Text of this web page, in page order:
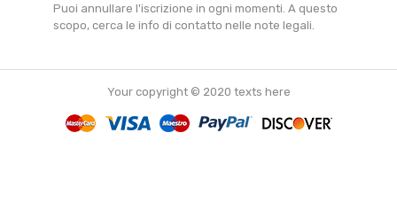
Puoi annullare l'iscrizione in ogni momenti. A questo
scopo, cerca le info di contatto nelle note legali.
Your copyright © 2020 texts here